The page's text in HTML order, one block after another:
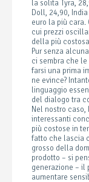
la solita Tyra,
Doll, 24,90,
euro la più cara.
cui prezzi
della più
Pur senza
ci sembra che
farsi una prima
ne evince?
linguaggio
del dialogo tra
Nel nostro
interessanti
più costose in
fatto che lascia
grosso della
prodotto – si
generazione – il
aumentare